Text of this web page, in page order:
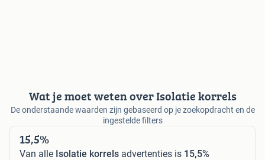
Wat je moet weten over Isolatie korrels
De onderstaande waarden zijn gebaseerd op je zoekopdracht en de
ingestelde filters
15,5%
Van alle Isolatie korrels advertenties is 15,5%